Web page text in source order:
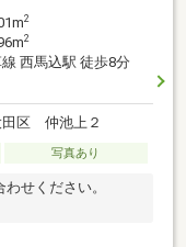
2
2
西馬込駅 徒歩8分
区 仲池上２
写真あり
せください。